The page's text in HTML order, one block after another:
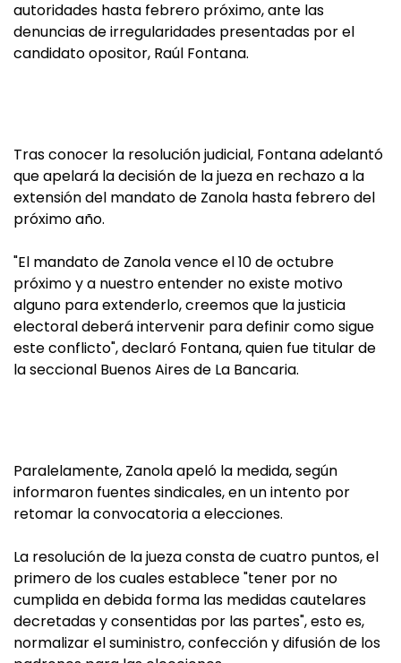
autoridades hasta febrero próximo, ante las
denuncias de irregularidades presentadas por el
candidato opositor, Raúl Fontana.
Tras conocer la resolución judicial, Fontana adelantó
que apelará la decisión de la jueza en rechazo a la
extensión del mandato de Zanola hasta febrero del
próximo año.
"El mandato de Zanola vence el 10 de octubre
próximo y a nuestro entender no existe motivo
alguno para extenderlo, creemos que la justicia
electoral deberá intervenir para definir como sigue
este conflicto", declaró Fontana, quien fue titular de
la seccional Buenos Aires de La Bancaria.
Paralelamente, Zanola apeló la medida, según
informaron fuentes sindicales, en un intento por
retomar la convocatoria a elecciones.
La resolución de la jueza consta de cuatro puntos, el
primero de los cuales establece "tener por no
cumplida en debida forma las medidas cautelares
decretadas y consentidas por las partes", esto es,
normalizar el suministro, confección y difusión de los